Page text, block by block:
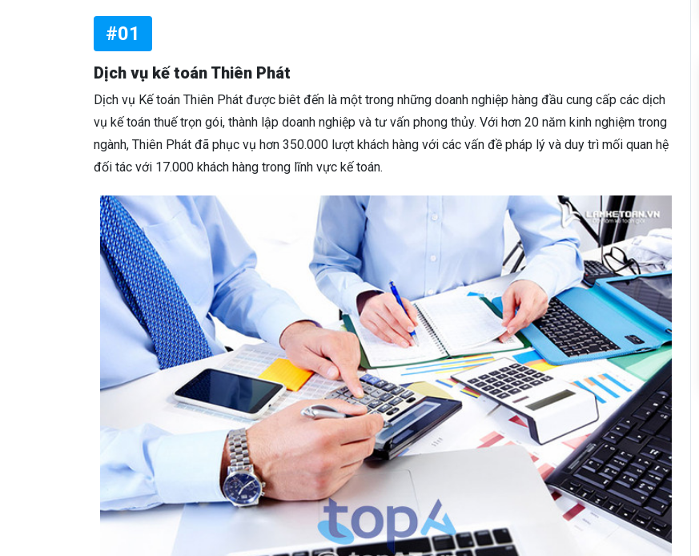
#01
Dịch vụ kế toán Thiên Phát
Dịch vụ Kế toán Thiên Phát được biêt đến là một trong những doanh nghiệp hàng đầu cung cấp các dịch
vụ kế toán thuế trọn gói, thành lập doanh nghiệp và tư vấn phong thủy. Với hơn 20 năm kinh nghiệm trong
ngành, Thiên Phát đã phục vụ hơn 350.000 lượt khách hàng với các vấn đề pháp lý và duy trì mối quan hệ
đối tác với 17.000 khách hàng trong lĩnh vực kế toán.